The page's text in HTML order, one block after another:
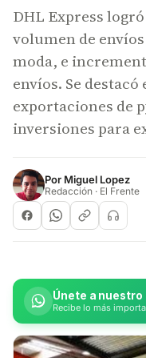
DHL Express
volumen de
moda, e
envíos. Se
exportaciones de
inversiones para
Por Miguel Lopez
Redacción · El Frente
Únete a nuestro
Recibe lo más